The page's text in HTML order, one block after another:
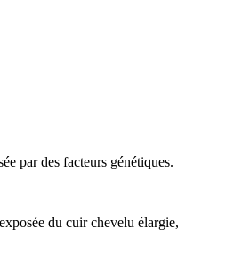
par des facteurs génétiques.
du cuir chevelu élargie,